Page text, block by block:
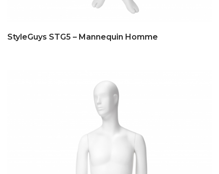
StyleGuys STG5 – Mannequin Homme